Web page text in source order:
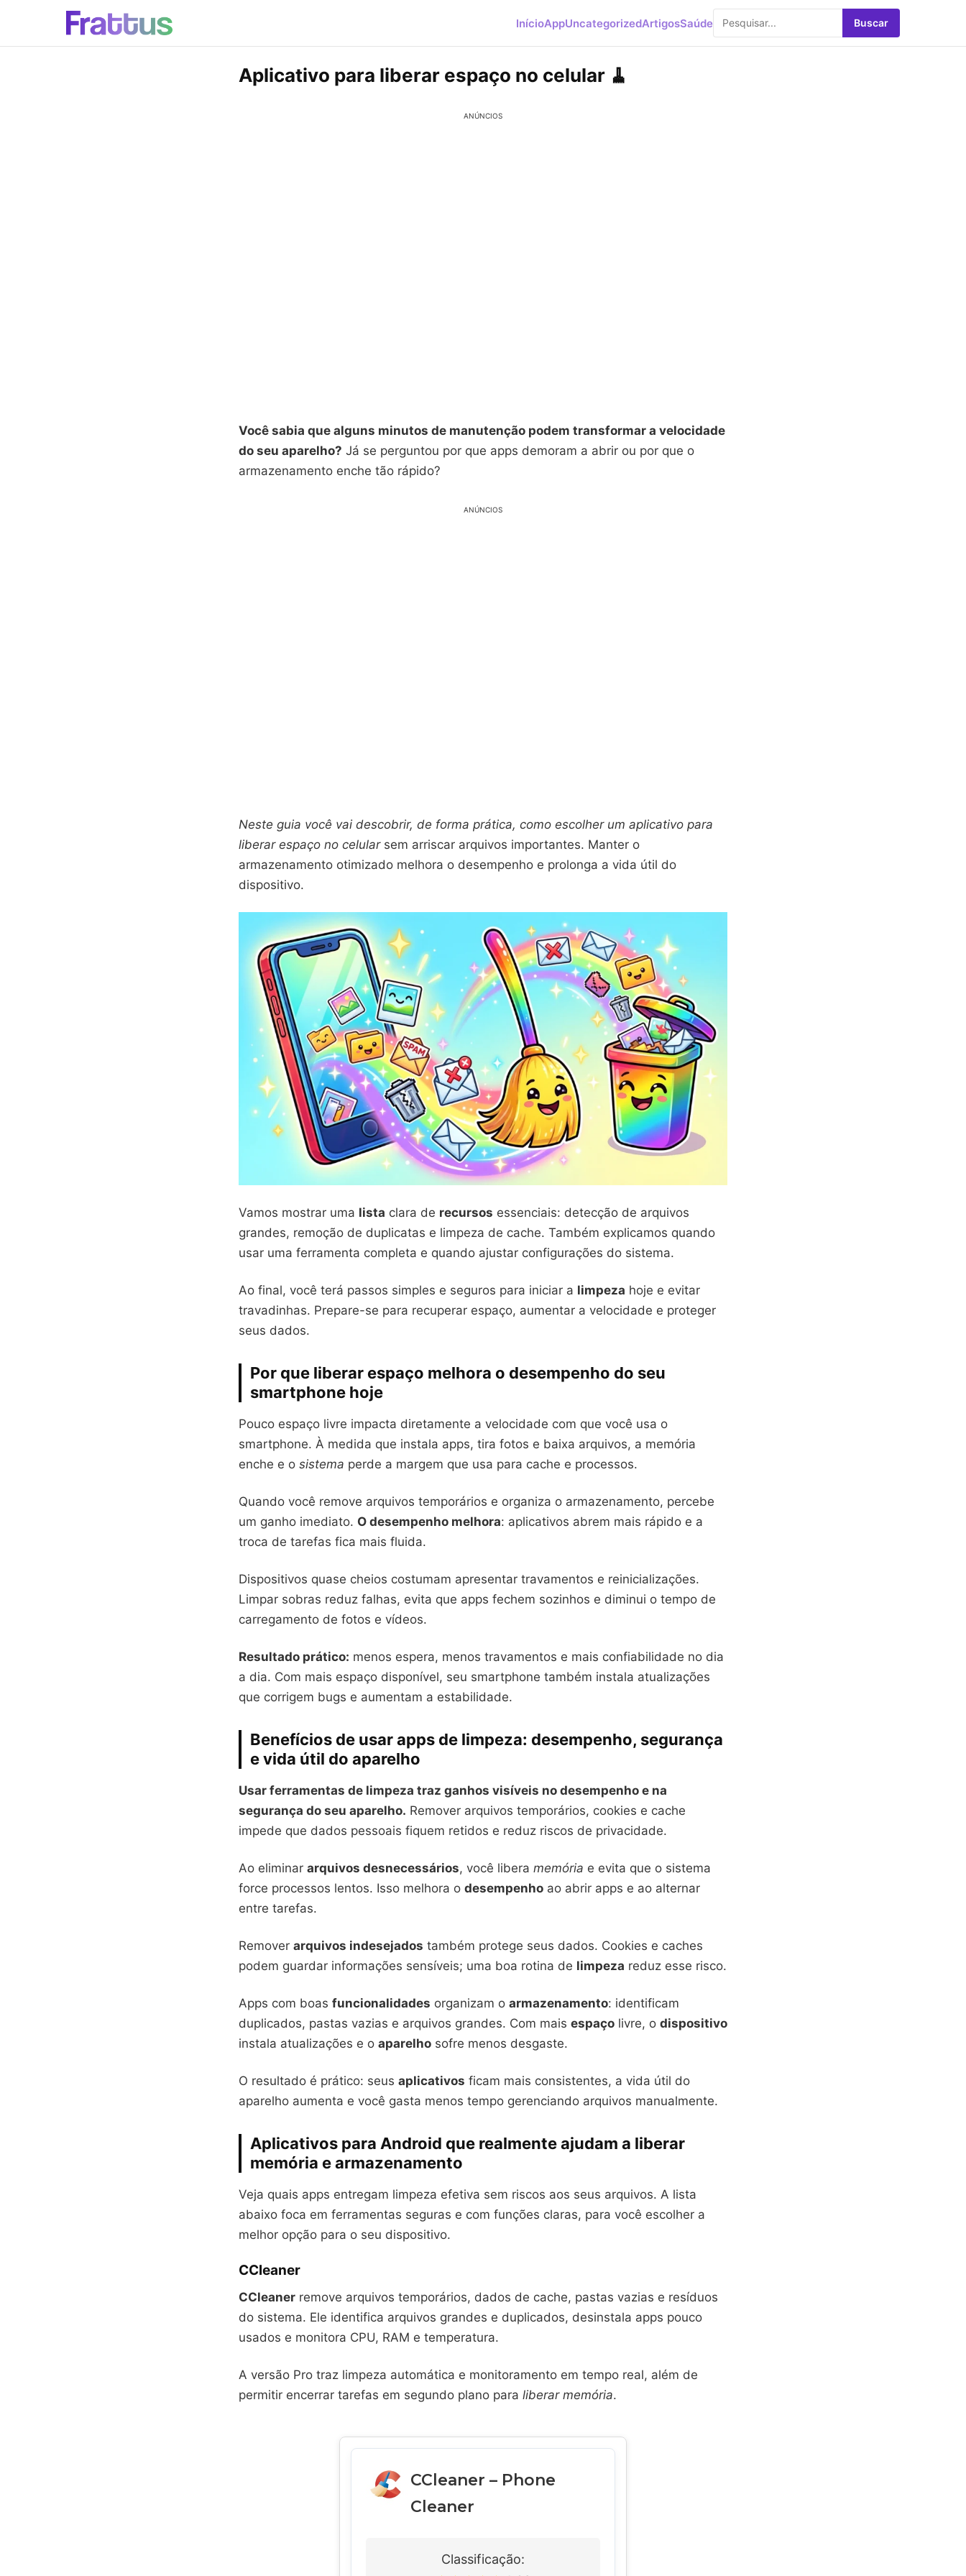
InícioAppUncategorizedArtigosSaúde Buscar
Aplicativo para liberar espaço no celular 🧹
ANÚNCIOS
Você sabia que alguns minutos de manutenção podem transformar a velocidade
do seu aparelho? Já se perguntou por que apps demoram a abrir ou por que o
armazenamento enche tão rápido?
ANÚNCIOS
Neste guia você vai descobrir, de forma prática, como escolher um aplicativo para
liberar espaço no celularsem arriscar arquivos importantes. Manter o
armazenamento otimizado melhora o desempenho e prolonga a vida útil do
dispositivo.
Vamos mostrar uma lista clara de recursos essenciais: detecção de arquivos
grandes, remoção de duplicatas e limpeza de cache. Também explicamos quando
usar uma ferramenta completa e quando ajustar configurações do sistema.
Ao final, você terá passos simples e seguros para iniciar a limpeza hoje e evitar
travadinhas. Prepare-se para recuperar espaço, aumentar a velocidade e proteger
seus dados.
Por que liberar espaço melhora o desempenho do seu
smartphone hoje
Pouco espaço livre impacta diretamente a velocidade com que você usa o
smartphone. À medida que instala apps, tira fotos e baixa arquivos, a memória
enche e o sistema perde a margem que usa para cache e processos.
Quando você remove arquivos temporários e organiza o armazenamento, percebe
um ganho imediato. O desempenho melhora: aplicativos abrem mais rápido e a
troca de tarefas fica mais fluida.
Dispositivos quase cheios costumam apresentar travamentos e reinicializações.
Limpar sobras reduz falhas, evita que apps fechem sozinhos e diminui o tempo de
carregamento de fotos e vídeos.
Resultado prático: menos espera, menos travamentos e mais confiabilidade no dia
a dia. Com mais espaço disponível, seu smartphone também instala atualizações
que corrigem bugs e aumentam a estabilidade.
Benefícios de usar apps de limpeza: desempenho, segurança
e vida útil do aparelho
Usar ferramentas de limpeza traz ganhos visíveis no desempenho e na
segurança do seu aparelho. Remover arquivos temporários, cookies e cache
impede que dados pessoais fiquem retidos e reduz riscos de privacidade.
Ao eliminar arquivos desnecessários, você libera memória e evita que o sistema
force processos lentos. Isso melhora o desempenho ao abrir apps e ao alternar
entre tarefas.
Remover arquivos indesejados também protege seus dados. Cookies e caches
podem guardar informações sensíveis; uma boa rotina de limpeza reduz esse risco.
Apps com boas funcionalidades organizam o armazenamento: identificam
duplicados, pastas vazias e arquivos grandes. Com mais espaço livre, o dispositivo
instala atualizações e o aparelho sofre menos desgaste.
O resultado é prático: seus aplicativos ficam mais consistentes, a vida útil do
aparelho aumenta e você gasta menos tempo gerenciando arquivos manualmente.
Aplicativos para Android que realmente ajudam a liberar
memória e armazenamento
Veja quais apps entregam limpeza efetiva sem riscos aos seus arquivos. A lista
abaixo foca em ferramentas seguras e com funções claras, para você escolher a
melhor opção para o seu dispositivo.
CCleaner
CCleaner remove arquivos temporários, dados de cache, pastas vazias e resíduos
do sistema. Ele identifica arquivos grandes e duplicados, desinstala apps pouco
usados e monitora CPU, RAM e temperatura.
A versão Pro traz limpeza automática e monitoramento em tempo real, além de
permitir encerrar tarefas em segundo plano para liberar memória.
CCleaner – Phone
Cleaner
Classificação: